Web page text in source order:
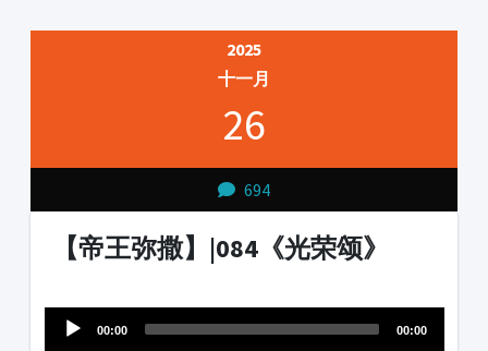
2025
十一月
26
694
【帝王弥撒】|084《光荣颂》
Player
00:00 00:00